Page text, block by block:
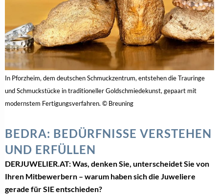
In Pforzheim, dem deutschen Schmuckzentrum, entstehen die Trauringe
und Schmuckstücke in traditioneller Goldschmiedekunst, gepaart mit
modernstem Fertigungsverfahren. © Breuning
BEDRA: BEDÜRFNISSE VERSTEHEN
UND ERFÜLLEN
DERJUWELIER.AT: Was, denken Sie, unterscheidet Sie von
Ihren Mitbewerbern – warum haben sich die Juweliere
gerade für SIE entschieden?